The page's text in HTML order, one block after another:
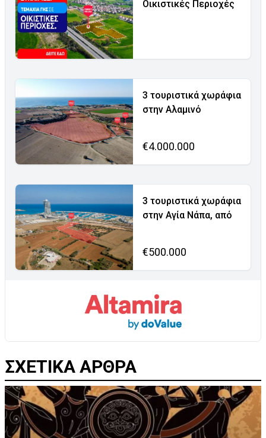
Οικιστικές Περιοχές
3 τουριστικά χωράφια
στην Αλαμινό
€4.000.000
3 τουριστικά χωράφια
στην Αγία Νάπα, από
€500.000
ΣΧΕΤΙΚΑ ΑΡΘΡΑ